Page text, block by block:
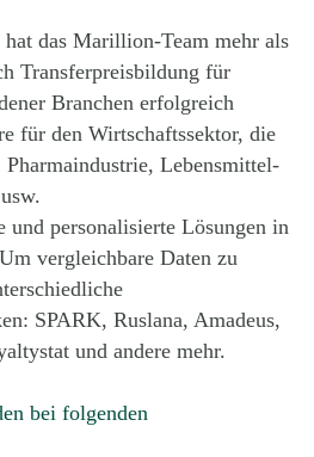
das Marillion-Team mehr als
Transferpreisbildung für
Branchen erfolgreich
für den Wirtschaftssektor, die
Lebensmittel-
personalisierte Lösungen in
vergleichbare Daten zu
SPARK, Ruslana, Amadeus,
und andere mehr.
bei folgenden